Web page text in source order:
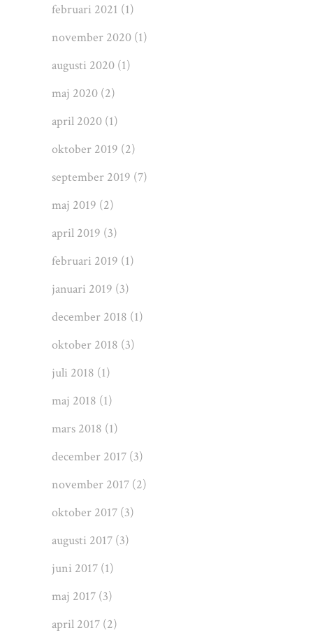
februari 2021 (1)
november 2020 (1)
augusti 2020 (1)
maj 2020 (2)
april 2020 (1)
oktober 2019 (2)
september 2019 (7)
maj 2019 (2)
april 2019 (3)
februari 2019 (1)
januari 2019 (3)
december 2018 (1)
oktober 2018 (3)
juli 2018 (1)
maj 2018 (1)
mars 2018 (1)
december 2017 (3)
november 2017 (2)
oktober 2017 (3)
augusti 2017 (3)
juni 2017 (1)
maj 2017 (3)
april 2017 (2)